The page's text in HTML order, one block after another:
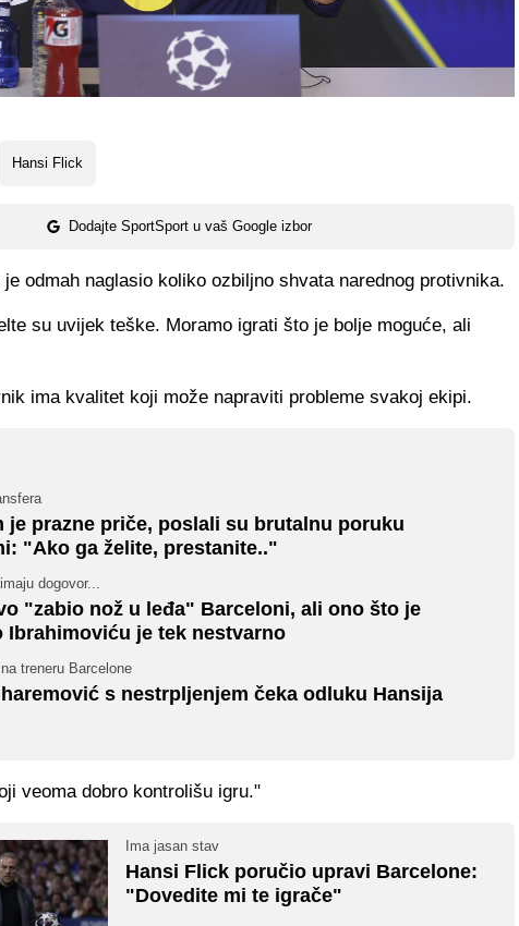
Hansi Flick
Dodajte SportSport u vaš Google izbor
odmah naglasio koliko ozbiljno shvata narednog protivnika.
su uvijek teške. Moramo igrati što je bolje moguće, ali
ima kvalitet koji može napraviti probleme svakoj ekipi.
je prazne priče, poslali su brutalnu poruku
"Ako ga želite, prestanite.."
dogovor...
"zabio nož u leđa" Barceloni, ali ono što je
Ibrahimoviću je tek nestvarno
treneru Barcelone
s nestrpljenjem čeka odluku Hansija
veoma dobro kontrolišu igru."
Ima jasan stav
Hansi Flick poručio upravi Barcelone:
"Dovedite mi te igrače"